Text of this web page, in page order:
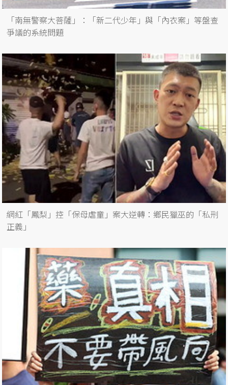
「南無警察大菩薩」：「新二代少年」與「內衣案」等盤查
爭議的系統問題
網紅「鳳梨」控「保母虐童」案大逆轉：鄉民獵巫的「私刑
正義」